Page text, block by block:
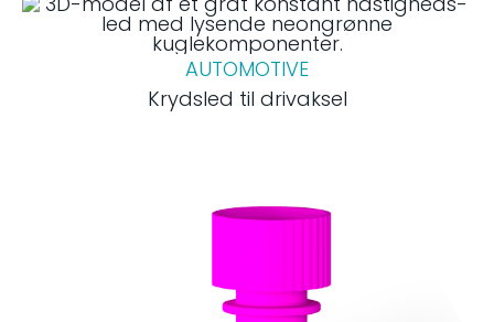
AUTOMOTIVE
Krydsled til drivaksel